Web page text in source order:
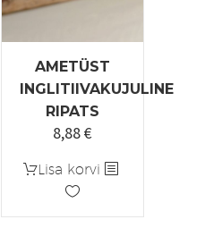
AMETÜST
INGLITIIVAKUJULINE
RIPATS
8,88€
Lisa korvi